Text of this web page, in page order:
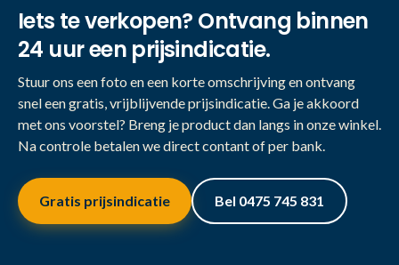
Iets te verkopen? Ontvang binnen
24 uur een prijsindicatie.
Stuur ons een foto en een korte omschrijving en ontvang
snel een gratis, vrijblijvende prijsindicatie. Ga je akkoord
met ons voorstel? Breng je product dan langs in onze winkel.
Na controle betalen we direct contant of per bank.
Gratis prijsindicatie Bel 0475 745 831